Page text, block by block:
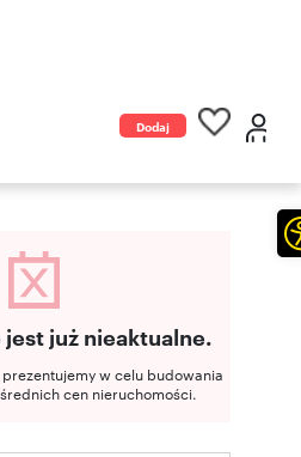
Dodaj
jest już nieaktualne.
w celu budowania
cen nieruchomości.